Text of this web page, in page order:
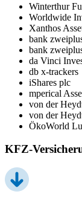
Winterthur
Worldwide
Xanthos
bank
bank
da Vinci
db x-trackers
iShares plc
mperical
von der
von der
ÖkoWorld
KFZ-